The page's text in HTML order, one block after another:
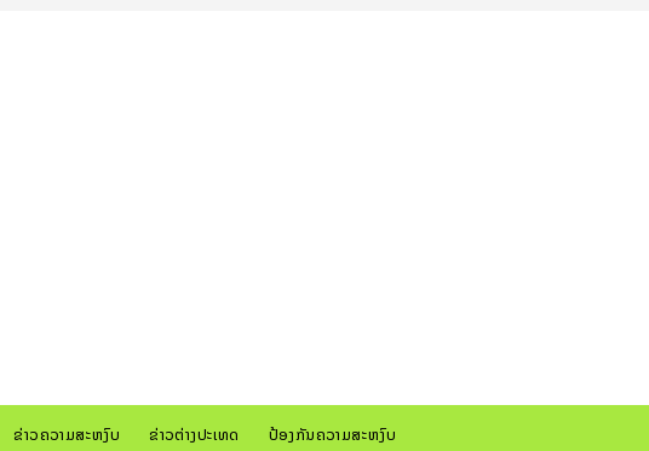
ຂ່າວຄວາມສະຫງົບ ຂ່າວຕ່າງປະເທດ ປ້ອງກັນຄວາມສະຫງົບ